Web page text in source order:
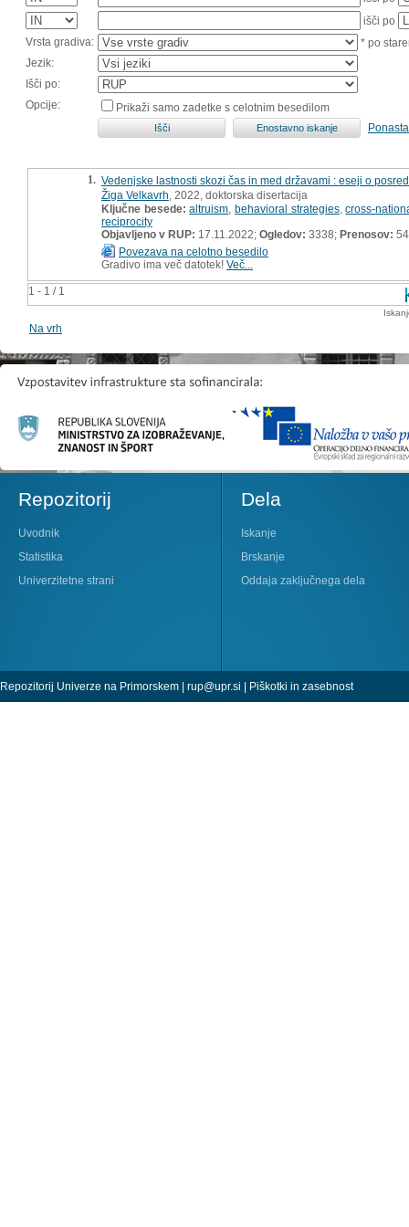
išči po
Vrsta gradiva:
* po
Jezik:
Išči po:
Opcije:
Prikaži samo zadetke s celotnim besedilom
1 - 1 / 1
1. Vedenjske lastnosti skozi čas in med državami : eseji o
Žiga Velkavrh , 2022, doktorska disertacija
Ključne besede: altruism ,behavioral strategies,cross-
reciprocity
Objavljeno v RUP: 17.11.2022; Ogledov: 3338; Prenosov: 54
Povezava na celotno besedilo
Gradivo ima več datotek! Več...
Na vrh
Repozitorij
Uvodnik
Statistika
Univerzitetne strani
Dela
Iskanje
Brskanje
Oddaja zaključnega dela
Repozitorij Univerze na Primorskem | rup@upr.si | Piškotki in zasebnost